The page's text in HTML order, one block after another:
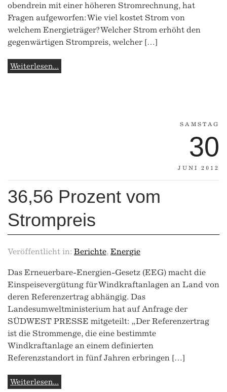
obendrein mit einer höheren Stromrechnung, hat
Fragen aufgeworfen: Wie viel kostet Strom von
welchem Energieträger? Welcher Strom erhöht den
gegenwärtigen Strompreis, welcher […]
Weiterlesen...
SAMSTAG
30
JUNI 2012
36,56 Prozent vom
Strompreis
Veröffentlicht in: Berichte, Energie
Das Erneuerbare-Energien-Gesetz (EEG) macht die
Einspeisevergütung für Windkraftanlagen an Land von
deren Referenzertrag abhängig. Das
Landesumweltministerium hat auf Anfrage der
SÜDWEST PRESSE mitgeteilt: „Der Referenzertrag
ist die Strommenge, die eine bestimmte
Windkraftanlage an einem definierten
Referenzstandort in fünf Jahren erbringen […]
Weiterlesen...